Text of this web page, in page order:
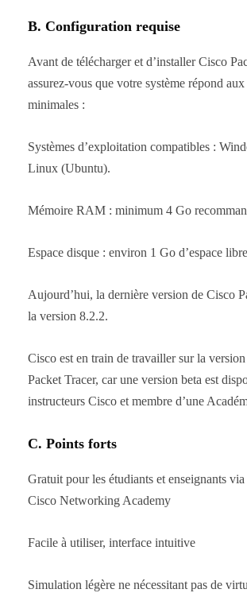
B. Configuration requise
Avant de télécharger et d’installer Cisco
assurez-vous que votre système répond
minimales :
Systèmes d’exploitation compatibles :
Linux (Ubuntu).
Mémoire RAM : minimum 4 Go
Espace disque : environ 1 Go d’espace
Aujourd’hui, la dernière version de Cisco
la version 8.2.2.
Cisco est en train de travailler sur la
Packet Tracer, car une version beta est
instructeurs Cisco et membre d’une
C. Points forts
Gratuit pour les étudiants et enseignants
Cisco Networking Academy
Facile à utiliser, interface intuitive
Simulation légère ne nécessitant pas de